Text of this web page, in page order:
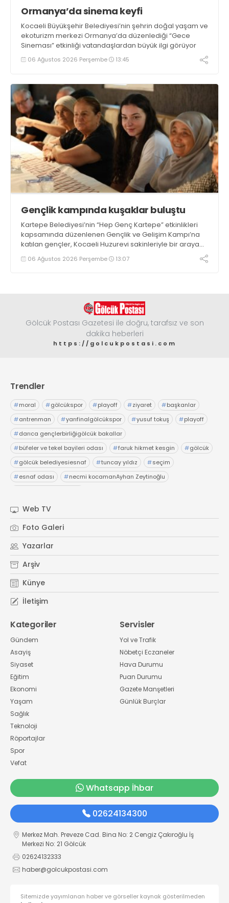
Ormanya’da sinema keyfi
Kocaeli Büyükşehir Belediyesi’nin şehrin doğal yaşam ve
ekoturizm merkezi Ormanya’da düzenlediği “Gece
Sineması” etkinliği vatandaşlardan büyük ilgi görüyor
06 Ağustos 2026 Perşembe 13:45
Gençlik kampında kuşaklar buluştu
Kartepe Belediyesi’nin “Hep Genç Kartepe” etkinlikleri
kapsamında düzenlenen Gençlik ve Gelişim Kampı’na
katılan gençler, Kocaeli Huzurevi sakinleriyle bir araya
geldi06 Ağustos 2026 Perşembe 13:07
Gölcük Postası Gazetesi ile doğru, tarafsız ve son
dakika heberleri
https://golcukpostasi.com
Trendler
#moral #gölcükspor #playoff #ziyaret #başkanlar
#antrenman #yarıfinalgölcükspor #yusuf tokuş #playoff
#darıca gençlerbirliğigölcük bakallar
#büfeler ve tekel bayileri odası #faruk hikmet kesgin #gölcük
#gölcük belediyesiesnaf #tuncay yıldız #seçim
#esnaf odası #necmi kocamanAyhan Zeytinoğlu
Web TV
Foto Galeri
Yazarlar
Arşiv
Künye
İletişim
Kategoriler
Gündem
Asayiş
Siyaset
Eğitim
Ekonomi
Yaşam
Sağlık
Teknoloji
Röportajlar
Spor
Vefat
Servisler
Yol ve Trafik
Nöbetçi Eczaneler
Hava Durumu
Puan Durumu
Gazete Manşetleri
Günlük Burçlar
Whatsapp İhbar
02624134300
Merkez Mah. Preveze Cad. Bina No: 2 Cengiz Çakıroğlu İş
Merkezi No: 21 Gölcük
02624132333
haber@golcukpostasi.com
Sitemizde yayımlanan haber ve görseller kaynak gösterilmeden